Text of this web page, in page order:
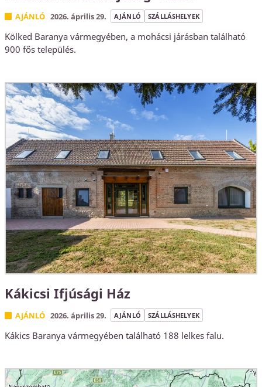
AJÁNLÓ 2026. április 29. AJÁNLÓ SZÁLLÁSHELYEK
Kölked Baranya vármegyében, a mohácsi járásban található
900 fős település.
Kákicsi Ifjúsági Ház
AJÁNLÓ 2026. április 29. AJÁNLÓ SZÁLLÁSHELYEK
Kákics Baranya vármegyében található 188 lelkes falu.